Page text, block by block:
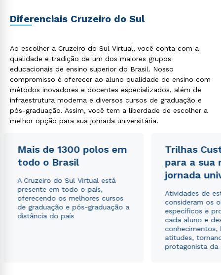
Diferenciais Cruzeiro do Sul
Ao escolher a Cruzeiro do Sul Virtual, você conta com a
qualidade e tradição de um dos maiores grupos
educacionais de ensino superior do Brasil. Nosso
compromisso é oferecer ao aluno qualidade de ensino com
métodos inovadores e docentes especializados, além de
infraestrutura moderna e diversos cursos de graduação e
pós-graduação. Assim, você tem a liberdade de escolher a
melhor opção para sua jornada universitária.
Mais de 1300 polos em
todo o Brasil
A Cruzeiro do Sul Virtual está
presente em todo o país,
oferecendo os melhores cursos
de graduação e pós-graduação a
distância do país
Trilhas
para a sua
jornada
Atividades de
consideram os
específicos e
cada aluno e
conhecimentos,
atitudes,
protagonista da